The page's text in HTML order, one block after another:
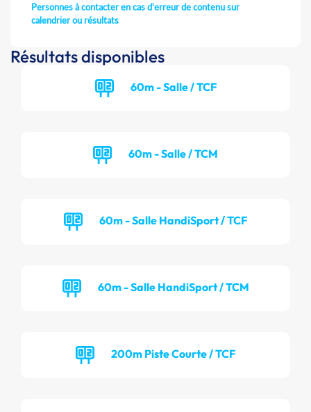
Personnes à contacter en cas d'erreur de contenu sur
calendrier ou résultats
Résultats disponibles
60m - Salle / TCF
60m - Salle / TCM
60m - Salle HandiSport / TCF
60m - Salle HandiSport / TCM
200m Piste Courte / TCF